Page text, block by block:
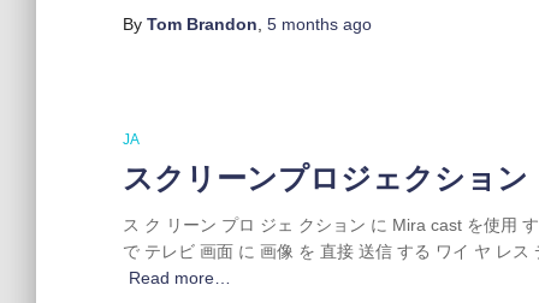
By Tom Brandon 5 months ago
JA
スクリーンプロジェクション
ス ク リーン プロ ジェ クション に Mira cast を使用
で テレビ 画面 に 画像 を 直接 送信 する ワイ ヤ レ
Read more…